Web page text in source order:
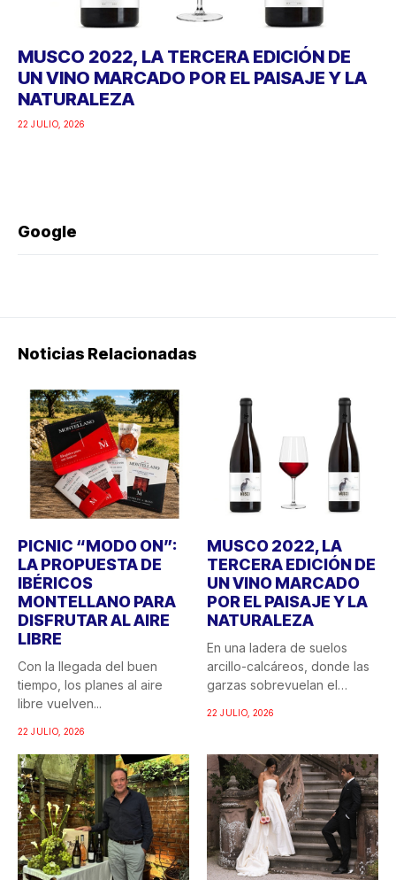
MUSCO 2022, LA TERCERA EDICIÓN DE
UN VINO MARCADO POR EL PAISAJE Y LA
NATURALEZA
22 JULIO, 2026
Google
Noticias Relacionadas
PICNIC “MODO ON”:
LA PROPUESTA DE
IBÉRICOS
MONTELLANO PARA
DISFRUTAR AL AIRE
LIBRE
Con la llegada del buen
tiempo, los planes al aire
libre vuelven...
22 JULIO, 2026
MUSCO 2022, LA
TERCERA EDICIÓN DE
UN VINO MARCADO
POR EL PAISAJE Y LA
NATURALEZA
En una ladera de suelos
arcillo-calcáreos, donde las
garzas sobrevuelan el
22 JULIO, 2026